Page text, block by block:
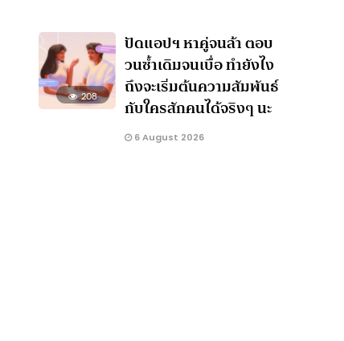
208
ปัดแอปฯ หาคู่จนล้า ตอบ
วนซ้ำเดิมจนเบื่อ ทำยังไง
ถึงจะเริ่มต้นความสัมพันธ์
กับใครสักคนได้จริงๆ นะ
6 August 2026